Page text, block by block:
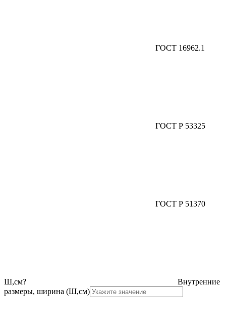
ГОСТ 16962.1
ГОСТ Р 53325
ГОСТ Р 51370
Ш,см?
Внутренние
размеры, ширина (Ш,см)